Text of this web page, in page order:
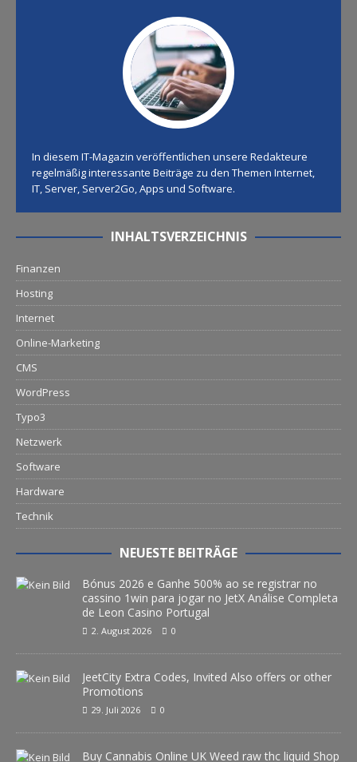
In diesem IT-Magazin veröffentlichen unsere Redakteure
regelmäßig interessante Beiträge zu den Themen Internet,
IT, Server, Server2Go, Apps und Software.
INHALTSVERZEICHNIS
Finanzen
Hosting
Internet
Online-Marketing
CMS
WordPress
Typo3
Netzwerk
Software
Hardware
Technik
NEUESTE BEITRÄGE
Bónus 2026 e Ganhe 500% ao se registrar no
cassino 1win para jogar no JetX Análise Completa
de Leon Casino Portugal
2. August 2026 0
JeetCity Extra Codes, Invited Also offers or other
Promotions
29. Juli 2026 0
Buy Cannabis Online UK Weed raw thc liquid Shop